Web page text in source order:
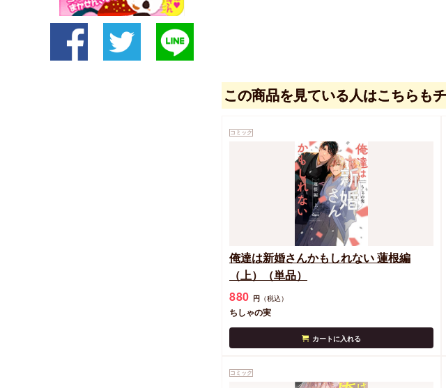
この商品を見ている人はこちらも
コミック
俺達は新婚さんかもしれない 蓮根編
（上）（単品）
880 円 （税込）
ちしゃの実
カートに入れる
コミック